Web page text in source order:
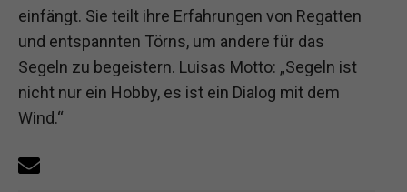
einfängt. Sie teilt ihre Erfahrungen von Regatten
und entspannten Törns, um andere für das
Segeln zu begeistern. Luisas Motto: „Segeln ist
nicht nur ein Hobby, es ist ein Dialog mit dem
Wind.“